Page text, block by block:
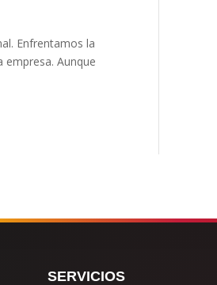
Enfrentamos la
Aunque
SERVICIOS